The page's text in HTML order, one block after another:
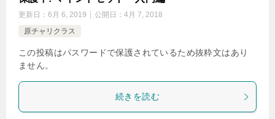
更新日： 6月 6, 2019 公開日： 4月 7, 2018
原チャリクラス
この投稿はパスワードで保護されているため抜粋文はあり
ません。
続きを読む